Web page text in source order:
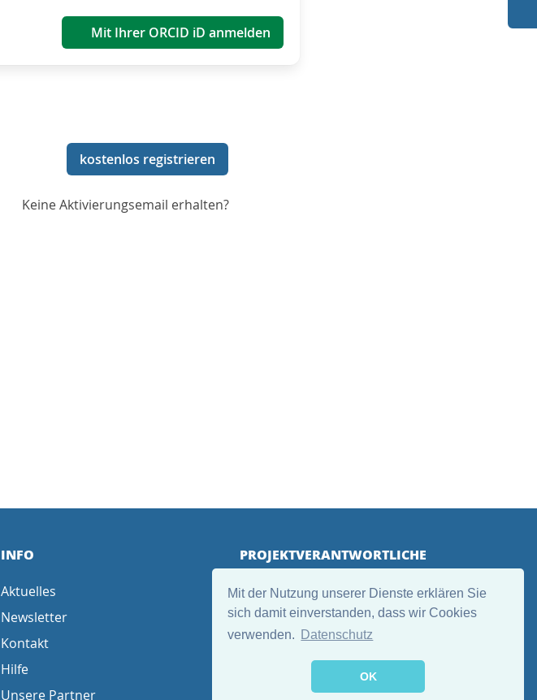
Mit der Nutzung unserer Dienste erklären Sie
sich damit einverstanden, dass wir Cookies
verwenden.
Datenschutz
OK
Mit Ihrer ORCID iD anmelden
kostenlos registrieren
Keine Aktivierungsemail erhalten?
INFO
Aktuelles
Newsletter
Kontakt
Hilfe
Unsere Partner
PROJEKTVERANTWORTLICHE